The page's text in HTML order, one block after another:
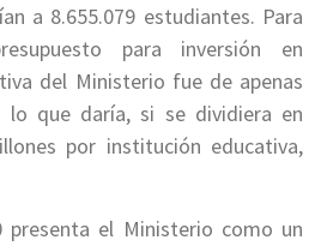
a 8.655.079 estudiantes. Para
para inversión en
del Ministerio fue de apenas
lo que daría, si se dividiera en
por institución educativa,
presenta el Ministerio como un